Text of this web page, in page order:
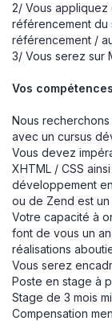
2/ Vous appliquez
référencement du
référencement /
3/ Vous serez sur
Vos
Nous
avec un cursus
Vous devez
XHTML / CSS
développement
ou de Zend est un
Votre capacité à
font de vous un
réalisations
Vous serez
Poste en stage à
Stage de 3 mois
Compensation